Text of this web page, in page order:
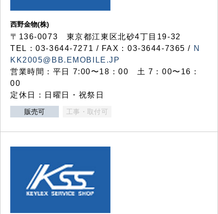
西野金物(株)
〒136-0073 東京都江東区北砂4丁目19-32
TEL：03‐3644‐7271 / FAX：03-3644-7365 / N
KK2005@BB.EMOBILE.JP
営業時間：平日 7:00〜18：00 土 7：00〜16：
00
定休日：日曜日・祝祭日
販売可 工事・取付可